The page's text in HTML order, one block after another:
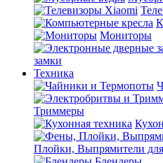
Мониторы
замки
Техника
Триммеры
Плойки, Выпрямители